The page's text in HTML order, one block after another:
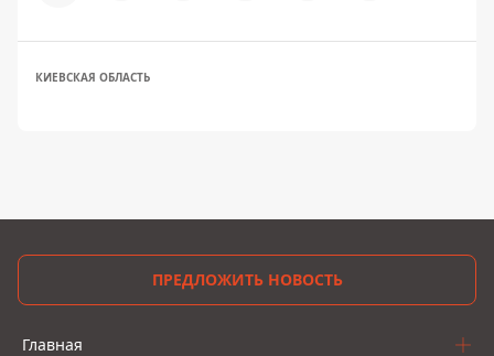
КИЕВСКАЯ ОБЛАСТЬ
ПРЕДЛОЖИТЬ НОВОСТЬ
Главная